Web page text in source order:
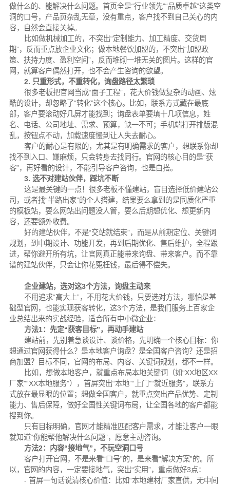
做什么的、能解决什么问题。首页全是“行业领先”“品质卓越”这类空
洞的口号，产品页杂乱无章，没有重点，客户找不到自己关心的内
容，自然会直接关掉。
比如做机械加工的，不突出“定制能力、加工精度、交货周
期”，反而重点放企业文化；做本地餐饮加盟的，不突出“加盟政
策、扶持力度、盈利空间”，反而堆砌一堆无关的图片。这样的官
网，就算客户偶然打开，也不会产生咨询的欲望。
2. 只重形式，不重转化，询盘路径太繁琐
很多老板把官网当成“面子工程”，花大价钱做复杂的动画、炫
酷的设计，却忽略了“转化”这个核心。比如，联系方式藏在最底
部，客户要滚动好几屏才能找到；询盘表单要填十几项信息，姓
名、电话、公司地址、需求、预算，缺一不可；手机端打开排版混
乱，按钮点不动，加载速度慢到让人失去耐心。
客户的耐心是有限的，尤其是有明确需求的客户，想联系你却
找不到入口、嫌麻烦，只会转身去找同行。官网的核心目的是“获
客”，再好看的设计，不能引导客户咨询，也是白搭。
3. 选不对建站伙伴，踩坑不断
这是最关键的一点！很多老板不懂建站，盲目选择低价建站公
司，或者找“半路出家”的个人搭建，结果要么拿到的是同质化严重
的模板站，要么网站出问题没人管，要么后期想优化、想更新内
容，还要额外收费。
好的建站伙伴，不是“交站就结束”，而是从前期定位、关键词
规划，到中期设计、功能开发，再到后期优化、售后维护，全程跟
进，帮你避开所有坑，让官网真正能带来询盘、带来客户。而不靠
谱的建站伙伴，只会让你花冤枉钱，最后得不偿失。
企业建站，选对这3个方法，询盘主动来
不用追求“高大上”，不用花大价钱，只要选对方法，哪怕是基
础型官网，也能实现获客转化，这3个方法，是我们服务上百家企
业总结出来的实战经验，适合所有中小微企业：
方法1：先定“获客目标”，再动手建站
建站前，先别着急谈设计、谈价格，先明确一个核心目标：你
想通过官网获得什么？是本地客户询盘？是全国客户咨询？还是招
商加盟？目标不同，官网的布局、内容、关键词规划，都不一样。
比如，想做本地客户，就重点布局本地关键词（如“XX地区XX
厂家”“XX本地服务”），首屏突出“本地”“上门”“就近服务”，联系方
式放在最显眼的位置；想做全国客户，就重点突出产品优势、定制
能力、售后保障，做好全国性关键词布局，让全国各地的客户都能
搜到你。
只有目标明确，官网才能精准匹配客户需求，才能让客户一眼
就知道“你能帮他解决什么问题”，愿意主动咨询。
方法2：内容“接地气”，不玩空洞口号
客户打开官网，不是来看“口号”的，是来看“解决方案”的。所
以，官网的内容，一定要接地气，突出“实用”，重点做好3点：
- 首屏一句话说清核心价值：比如“本地建材厂家直供，无中间